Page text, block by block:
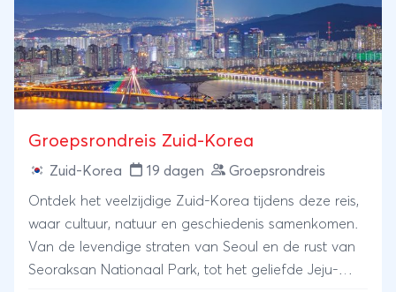
Groepsrondreis Zuid-Korea
Zuid-Korea 19 dagen Groepsrondreis
Ontdek het veelzijdige Zuid-Korea tijdens deze reis,
waar cultuur, natuur en geschiedenis samenkomen.
Van de levendige straten van Seoul en de rust van
Seoraksan Nationaal Park, tot het geliefde Jeju-